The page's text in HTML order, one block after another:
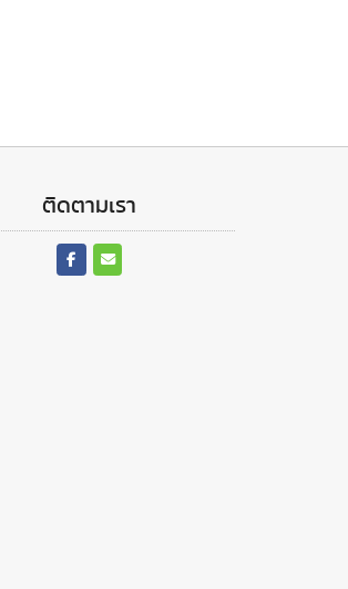
ติดตามเรา